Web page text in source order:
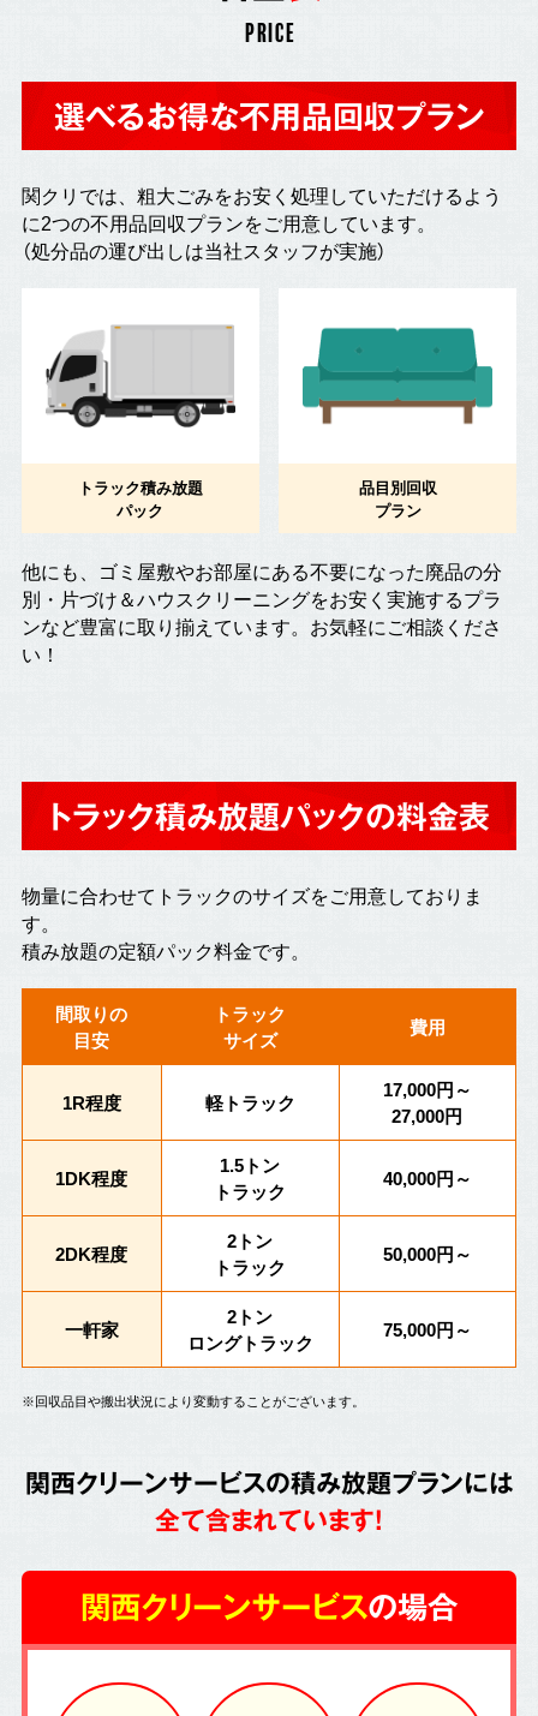
PRICE
選べるお得な不用品回収プラン
関クリでは、粗大ごみをお安く処理していただけるよう
に2つの不用品回収プランをご用意しています。
（処分品の運び出しは当社スタッフが実施）
トラック積み放題
パック
品目別回収
プラン
他にも、ゴミ屋敷やお部屋にある不要になった廃品の分
別・片づけ＆ハウスクリーニングをお安く実施するプラ
ンなど豊富に取り揃えています。お気軽にご相談くださ
い！
トラック積み放題パックの料金表
物量に合わせてトラックのサイズをご用意しておりま
す。
積み放題の定額パック料金です。
間取りの
目安
トラック
サイズ
費用
1R程度 軽トラック
17,000円～
27,000円
1DK程度
1.5トン
トラック
40,000円～
2DK程度
2トン
トラック
50,000円～
一軒家
2トン
ロングトラック
75,000円～
※回収品目や搬出状況により変動することがございます。
関西クリーンサービスの積み放題プランには
全て含まれています!
関西クリーンサービスの場合